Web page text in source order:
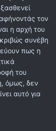
τον
η αρχή του
συνέβη
πως η
του
όμως, δεν
αυτό για